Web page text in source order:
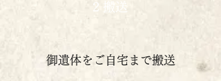
2 搬送
御遺体をご自宅まで搬送